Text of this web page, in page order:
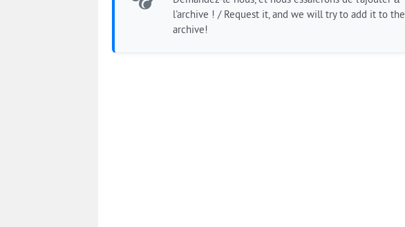
l'archive ! / Request it, and we will try to add it to the
archive!